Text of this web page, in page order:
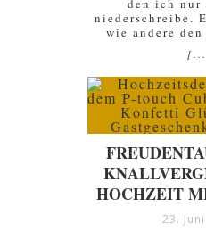
den ich nur
niederschreibe.
wie andere
HOCHZEIT
23.